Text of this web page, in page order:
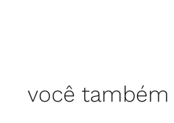
você também